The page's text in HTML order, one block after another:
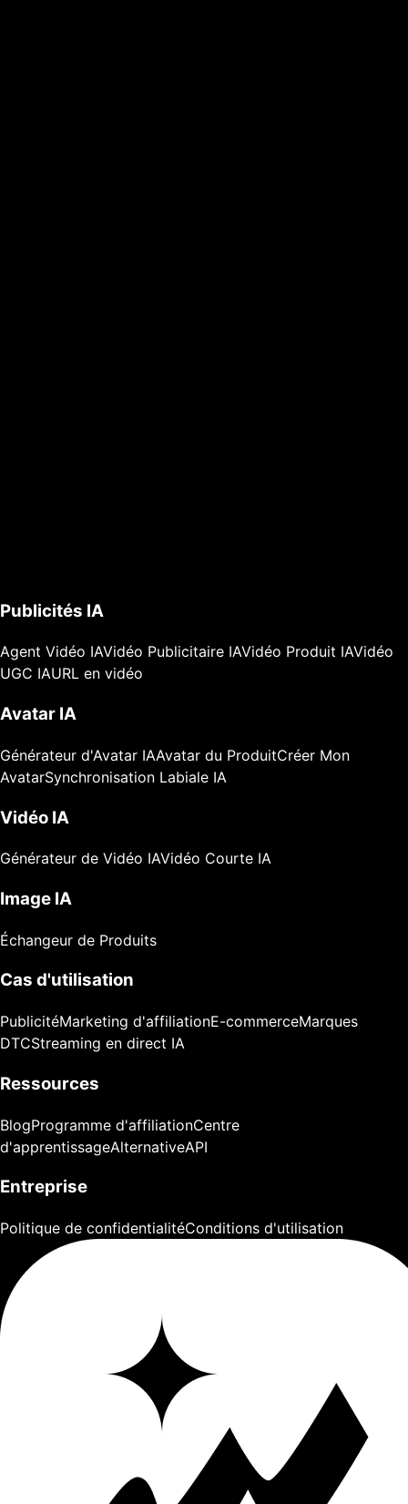
Publicités IA
Agent Vidéo IAVidéo Publicitaire IAVidéo Produit IAVidéo
UGC IAURL en vidéo
Avatar IA
Générateur d'Avatar IAAvatar du ProduitCréer Mon
AvatarSynchronisation Labiale IA
Vidéo IA
Générateur de Vidéo IAVidéo Courte IA
Image IA
Échangeur de Produits
Cas d'utilisation
PublicitéMarketing d'affiliationE-commerceMarques
DTCStreaming en direct IA
Ressources
BlogProgramme d'affiliationCentre
d'apprentissageAlternativeAPI
Entreprise
Politique de confidentialitéConditions d'utilisation